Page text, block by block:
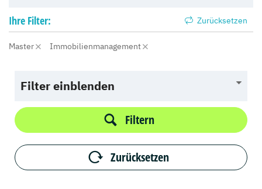
Ihre Filter: Zurücksetzen
Master Immobilienmanagement
Filter einblenden
Filtern
Zurücksetzen